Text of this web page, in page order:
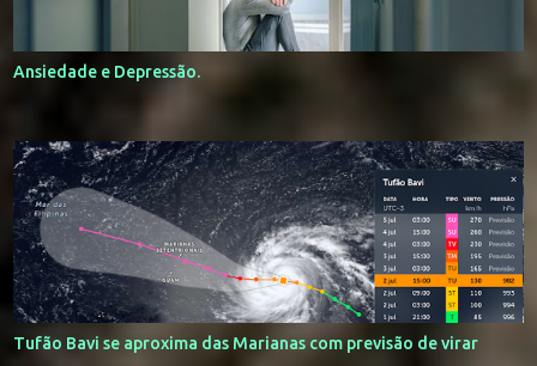
Ansiedade e Depressão.
Tufão Bavi se aproxima das Marianas com previsão de virar